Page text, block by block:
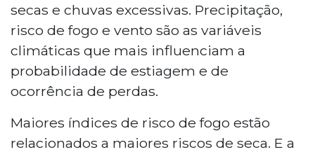
secas e chuvas excessivas. Precipitação,
risco de fogo e vento são as variáveis
climáticas que mais influenciam a
probabilidade de estiagem e de
ocorrência de perdas.
Maiores índices de risco de fogo estão
relacionados a maiores riscos de seca. E a